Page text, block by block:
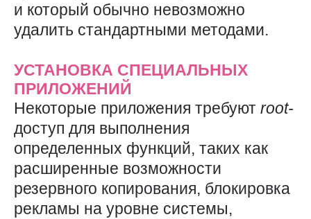
и который обычно невозможно
удалить стандартными методами.
УСТАНОВКА СПЕЦИАЛЬНЫХ
ПРИЛОЖЕНИЙ
Некоторые приложения требуют root-
доступ для выполнения
определенных функций, таких как
расширенные возможности
резервного копирования, блокировка
рекламы на уровне системы,